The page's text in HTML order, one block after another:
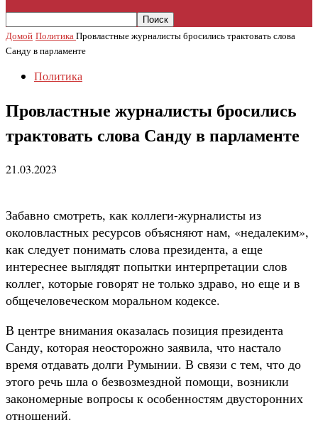
Домой ПолитикаПровластные журналисты бросились трактовать слова
Санду в парламенте
Политика
Провластные журналисты бросились
трактовать слова Санду в парламенте
21.03.2023
Забавно смотреть, как коллеги-журналисты из
околовластных ресурсов объясняют нам, «недалеким»,
как следует понимать слова президента, а еще
интереснее выглядят попытки интерпретации слов
коллег, которые говорят не только здраво, но еще и в
общечеловеческом моральном кодексе.
В центре внимания оказалась позиция президента
Санду, которая неосторожно заявила, что настало
время отдавать долги Румынии. В связи с тем, что до
этого речь шла о безвозмездной помощи, возникли
закономерные вопросы к особенностям двусторонних
отношений.